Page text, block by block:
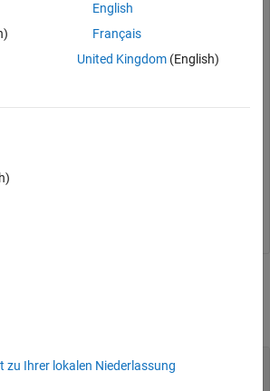
value pair.
to the state where no data has been read
datastore
English
Français
United Kingdom(English)
zu Ihrer lokalen Niederlassung